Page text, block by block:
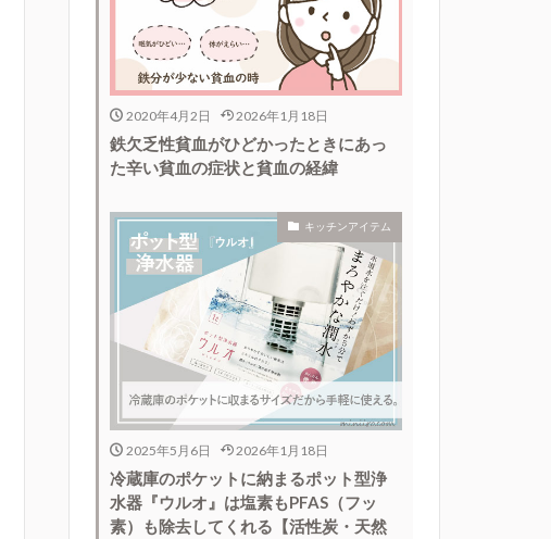
2020年4月2日 2026年1月18日
鉄欠乏性貧血がひどかったときにあっ
た辛い貧血の症状と貧血の経緯
キッチンアイテム
2025年5月6日 2026年1月18日
冷蔵庫のポケットに納まるポット型浄
水器『ウルオ』は塩素もPFAS（フッ
素）も除去してくれる【活性炭・天然